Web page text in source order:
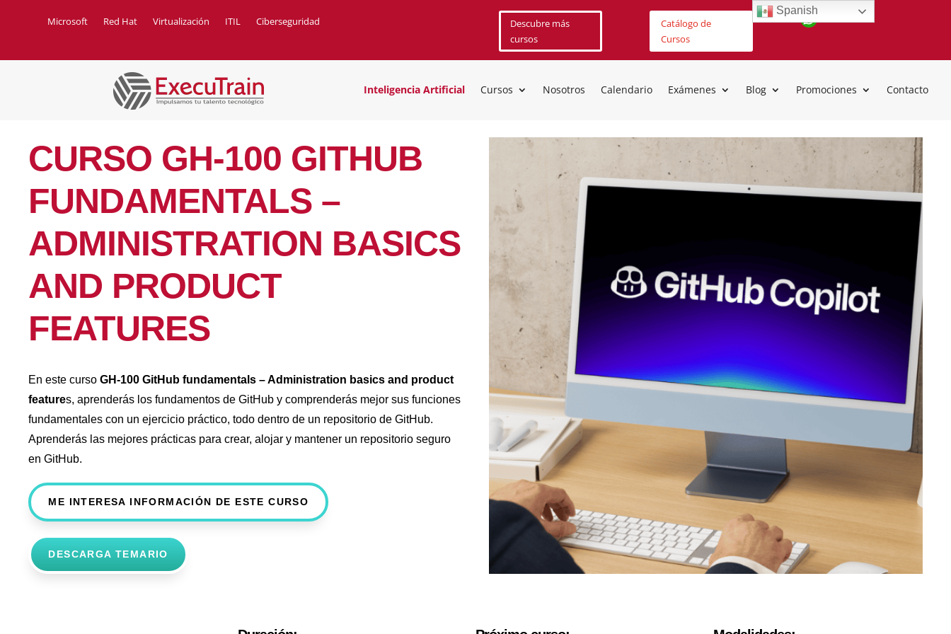
Microsoft Red Hat Virtualización ITIL Ciberseguridad
Descubre más
cursos
Catálogo de
Cursos
Inteligencia Artificial Cursos Nosotros Calendario Exámenes Blog Promociones Contacto
CURSO GH-100 GITHUB
FUNDAMENTALS –
ADMINISTRATION BASICS
AND PRODUCT
FEATURES
En este cursoGH-100 GitHub fundamentals – Administration basics and product
features, aprenderás los fundamentos de GitHub y comprenderás mejor sus funciones
fundamentales con un ejercicio práctico, todo dentro de un repositorio de GitHub.
Aprenderás las mejores prácticas para crear, alojar y mantener un repositorio seguro
en GitHub.
ME INTERESA INFORMACIÓN DE ESTE CURSO
DESCARGA TEMARIO
Spanish